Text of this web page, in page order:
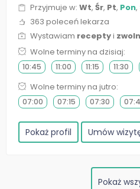
Przyjmuje w: Wt, Śr, Pt, Pon,
363 poleceń lekarza
Wystawiam receptyi
Wolne terminy na dzisiaj:
10:45 11:00 11:15 11:30
Wolne terminy na jutro:
07:00 07:15 07:30
Pokaż profil Umów
Pokaż